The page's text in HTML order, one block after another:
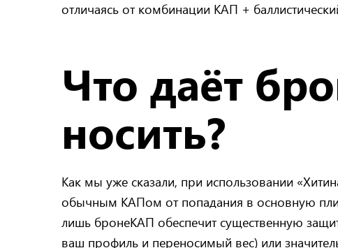
отличаясь от комбинации КАП +
Что даёт
носить?
Как мы уже сказали, при использовании
обычным КАПом от попадания в основную
лишь бронеКАП обеспечит существенную
ваш профиль и переносимый вес) или